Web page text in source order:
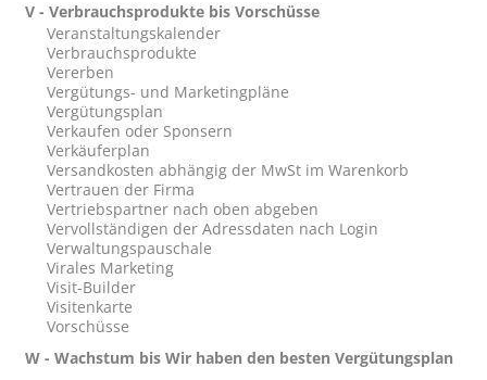
V - Verbrauchsprodukte bis Vorschüsse
Veranstaltungskalender
Verbrauchsprodukte
Vererben
Vergütungs- und Marketingpläne
Vergütungsplan
Verkaufen oder Sponsern
Verkäuferplan
Versandkosten abhängig der MwSt im Warenkorb
Vertrauen der Firma
Vertriebspartner nach oben abgeben
Vervollständigen der Adressdaten nach Login
Verwaltungspauschale
Virales Marketing
Visit-Builder
Visitenkarte
Vorschüsse
W - Wachstum bis Wir haben den besten Vergütungsplan